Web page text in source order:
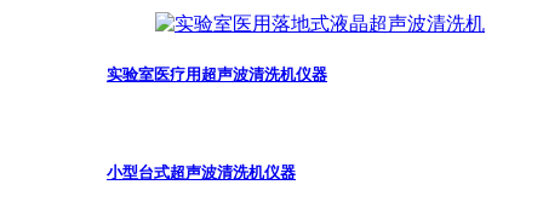
实验室医疗用超声波清洗机仪器
小型台式超声波清洗机仪器